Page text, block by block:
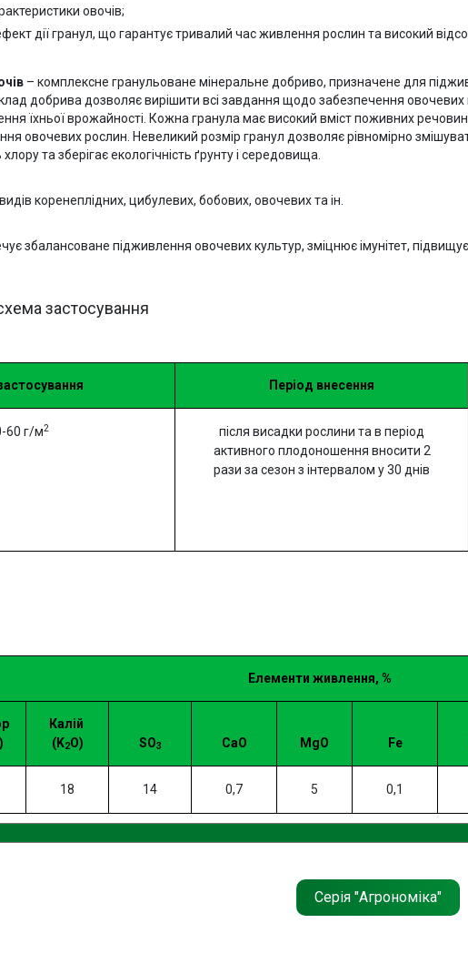
овочів;
дії гранул, що гарантує тривалий час живлення рослин та високий
– комплексне гранульоване мінеральне добриво, призначене для
добрива дозволяє вирішити всі завдання щодо забезпечення
їхньої врожайності. Кожна гранула має високий вміст поживних
овочевих рослин. Невеликий розмір гранул дозволяє рівномірно
хлору та зберігає екологічність ґрунту і середовища.
коренеплідних, цибулевих, бобових, овочевих та ін.
збалансоване підживлення овочевих культур, зміцнює імунітет, підвищує
застосування
Період внесення
60 г/м2
після висадки рослини та в період
активного плодоношення вносити 2
рази за сезон з інтервалом у 30 днів
Елементи живлення, %
)
Калій
(K2O) SO3 CaO MgO Fe
18 14 0,7 5 0,1
Серія "Агрономіка"